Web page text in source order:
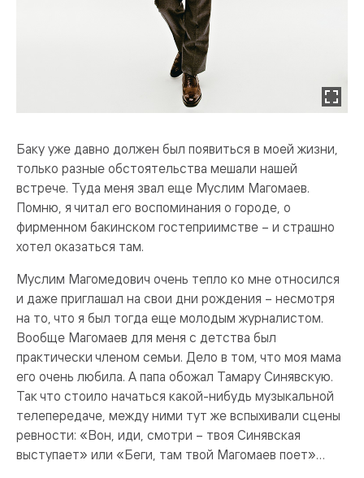
Баку уже давно должен был появиться в моей жизни,
только разные обстоятельства мешали нашей
встрече. Туда меня звал еще Муслим Магомаев.
Помню, я читал его воспоминания о городе, о
фирменном бакинском гостеприимстве – и страшно
хотел оказаться там.
Муслим Магомедович очень тепло ко мне относился
и даже приглашал на свои дни рождения – несмотря
на то, что я был тогда еще молодым журналистом.
Вообще Магомаев для меня с детства был
практически членом семьи. Дело в том, что моя мама
его очень любила. А папа обожал Тамару Синявскую.
Так что стоило начаться какой-нибудь музыкальной
телепередаче, между ними тут же вспыхивали сцены
ревности: «Вон, иди, смотри – твоя Синявская
выступает» или «Беги, там твой Магомаев поет»…